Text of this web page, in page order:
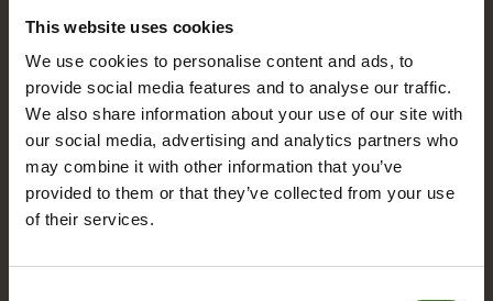
This website uses cookies
We use cookies to personalise content and ads, to
provide social media features and to analyse our traffic.
We also share information about your use of our site with
our social media, advertising and analytics partners who
may combine it with other information that you’ve
provided to them or that they’ve collected from your use
of their services.
A
Alue­ke­räys­pis­teet
Asia­kas­pal­ve­lu
B
Bio­jä­te